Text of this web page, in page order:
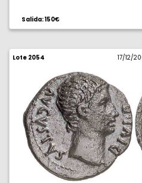
Salida: 150€
Lote 2054 17/12/